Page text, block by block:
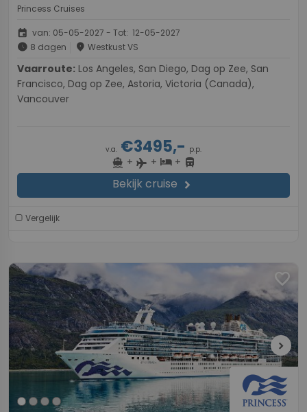
Princess Cruises
event van: 05-05-2027 - Tot: 12-05-2027
schedule 8 dagen place Westkust VS
Vaarroute:
Francisco, Dag op Zee, Astoria, Victoria (Canada),
Vancouver
v.a. €3495,- p.p.
directions_boat + flight + hotel+ directions_bus
Bekijk cruise chevron_right
Vergelijk
favorite
chevron_right